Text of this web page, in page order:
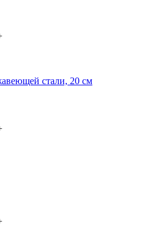
стали, 20 см